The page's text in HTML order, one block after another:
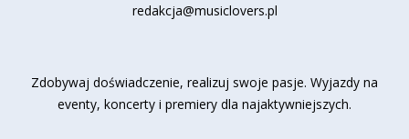
redakcja@musiclovers.pl
Zdobywaj doświadczenie, realizuj swoje pasje. Wyjazdy na
eventy, koncerty i premiery dla najaktywniejszych.